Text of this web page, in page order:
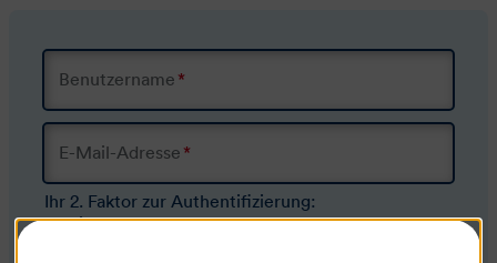
Benutzername *
E-Mail-Adresse *
Ihr 2. Faktor zur Authentifizierung:
Mobiltelefonnummer oder Festnetznummer